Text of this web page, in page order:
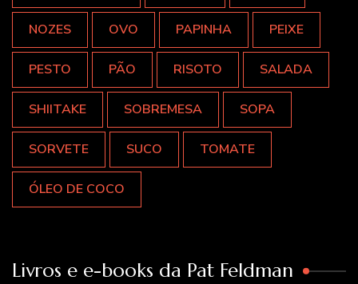
NOZES OVO PAPINHA PEIXE
PESTO PÃO RISOTO SALADA
SHIITAKE SOBREMESA SOPA
SORVETE SUCO TOMATE
ÓLEO DE COCO
Livros e e-books da Pat Feldman